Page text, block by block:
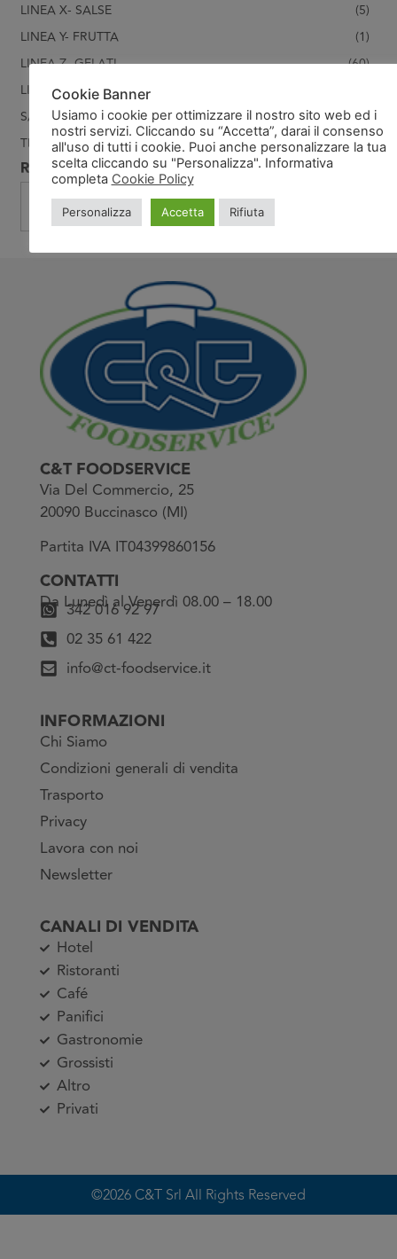
LINEA X- SALSE
(5)
LINEA Y- FRUTTA
(1)
LINEA Z- GELATI
(60)
LINEA Z1-GELATI FERRERO
SALATINI MISTI E PIZZETTE
(2)
TRASPORTI
(104)
RICERCA
C&T FOODSERVICE
Via Del Commercio, 25
20090 Buccinasco (MI)
Partita IVA IT04399860156
CONTATTI
Da Lunedì al Venerdì 08.00 – 18.00
342 016 92 97
02 35 61 422
info@ct-foodservice.it
INFORMAZIONI
Chi Siamo
Condizioni generali di vendita
Trasporto
Privacy
Lavora con noi
Newsletter
CANALI DI VENDITA
Hotel
Ristoranti
Café
Panifici
Gastronomie
Grossisti
Altro
Privati
©2026 C&T Srl All Rights Reserved
Cookie Banner
Usiamo i cookie per ottimizzare il nostro sito web ed i
nostri servizi. Cliccando su “Accetta”, darai il consenso
all'uso di tutti i cookie. Puoi anche personalizzare la tua
scelta cliccando su "Personalizza". Informativa
completa Cookie Policy
Personalizza Accetta Rifiuta